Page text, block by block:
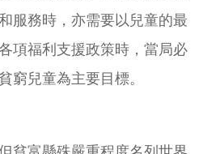
服務時，亦需要以兒童的最
項福利支援政策時，當局必
窮兒童為主要目標。